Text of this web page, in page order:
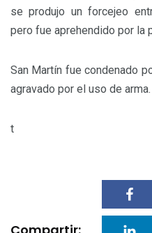
se produjo un forcejeo
pero fue aprehendido por la
San Martín fue condenado
agravado por el uso de arma.
t